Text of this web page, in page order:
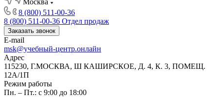
Москва
8 (800) 511-00-36
8 (800) 511-00-36 Отдел продаж
Заказать звонок
E-mail
msk@учебный-центр.онлайн
Адрес
115230, Г.МОСКВА, Ш КАШИРСКОЕ, Д. 4, К. 3, ПОМЕЩ.
12А/1П
Режим работы
Пн. – Пт.: с 9:00 до 18:00